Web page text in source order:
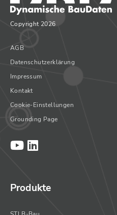
Copyright 2026
AGB
Datenschutzerklärung
Impressum
Kontakt
Cookie-Einstellungen
Grounding Page
Produkte